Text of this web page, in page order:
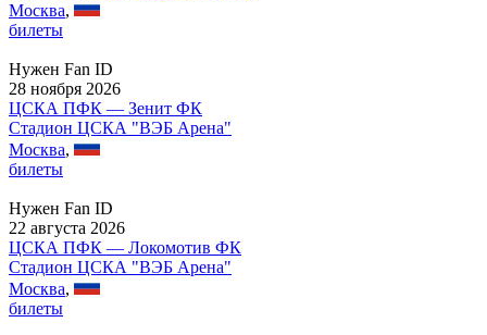
Москва,
билеты
Нужен Fan ID
28 ноября 2026
ЦСКА ПФК — Зенит ФК
Стадион ЦСКА "ВЭБ Арена"
Москва,
билеты
Нужен Fan ID
22 августа 2026
ЦСКА ПФК — Локомотив ФК
Стадион ЦСКА "ВЭБ Арена"
Москва,
билеты